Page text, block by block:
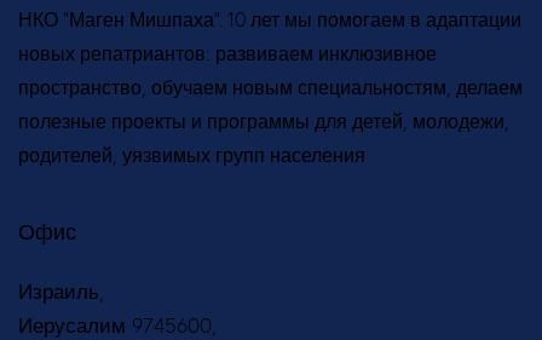
НКО “Маген Мишпаха”. 10 лет мы помогаем в адаптации
новых репатриантов: развиваем инклюзивное
пространство, обучаем новым специальностям, делаем
полезные проекты и программы для детей, молодежи,
родителей, уязвимых групп населения
Офис
Израиль,
Иерусалим 9745600,